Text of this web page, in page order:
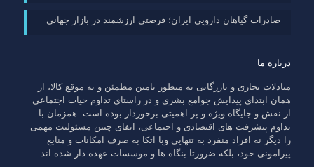
صادرات گیاهان دارویی ایران؛ فرصتی ارزشمند در بازار جهانی
درباره ما
مبادلات تجاری و بازرگانی به منظور تامین مطمئن و به موقع کالا، از
همان ابتدای پیدایش جوامع بشری و در راستای تداوم حیات اجتماعی
از نقش و جایگاه ویژه و پر اهمیتی برخوردار بوده است. همزمان با
تداوم پیشرفت های اقتصادی و اجتماعی، ایفای چنین مسئولیت مهمی
را دیگر نه افراد منفرد به تنهایی وبا اتکا به صرف امکانات و منابع
پیرامونی خود، بلکه ضرورتا بنگاه ها و موسسات عهده دار شده اند